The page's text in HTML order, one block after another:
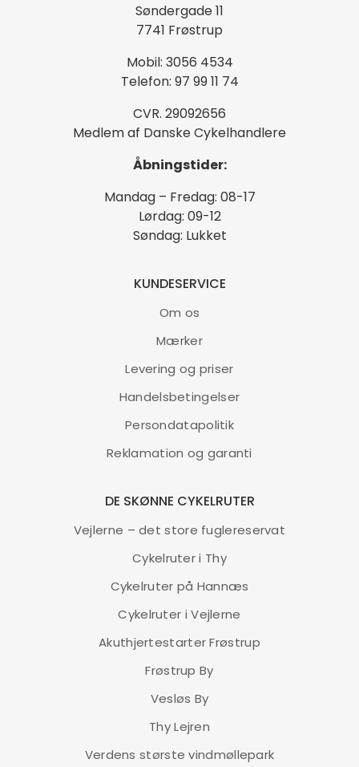
Søndergade 11
7741 Frøstrup
Mobil: 3056 4534
Telefon: 97 99 11 74
CVR. 29092656
Medlem af Danske Cykelhandlere
Åbningstider:
Mandag – Fredag: 08-17
Lørdag: 09-12
Søndag: Lukket
KUNDESERVICE
Om os
Mærker
Levering og priser
Handelsbetingelser
Persondatapolitik
Reklamation og garanti
DE SKØNNE CYKELRUTER
Vejlerne – det store fuglereservat
Cykelruter i Thy
Cykelruter på Hannæs
Cykelruter i Vejlerne
Akuthjertestarter Frøstrup
Frøstrup By
Vesløs By
Thy Lejren
Verdens største vindmøllepark